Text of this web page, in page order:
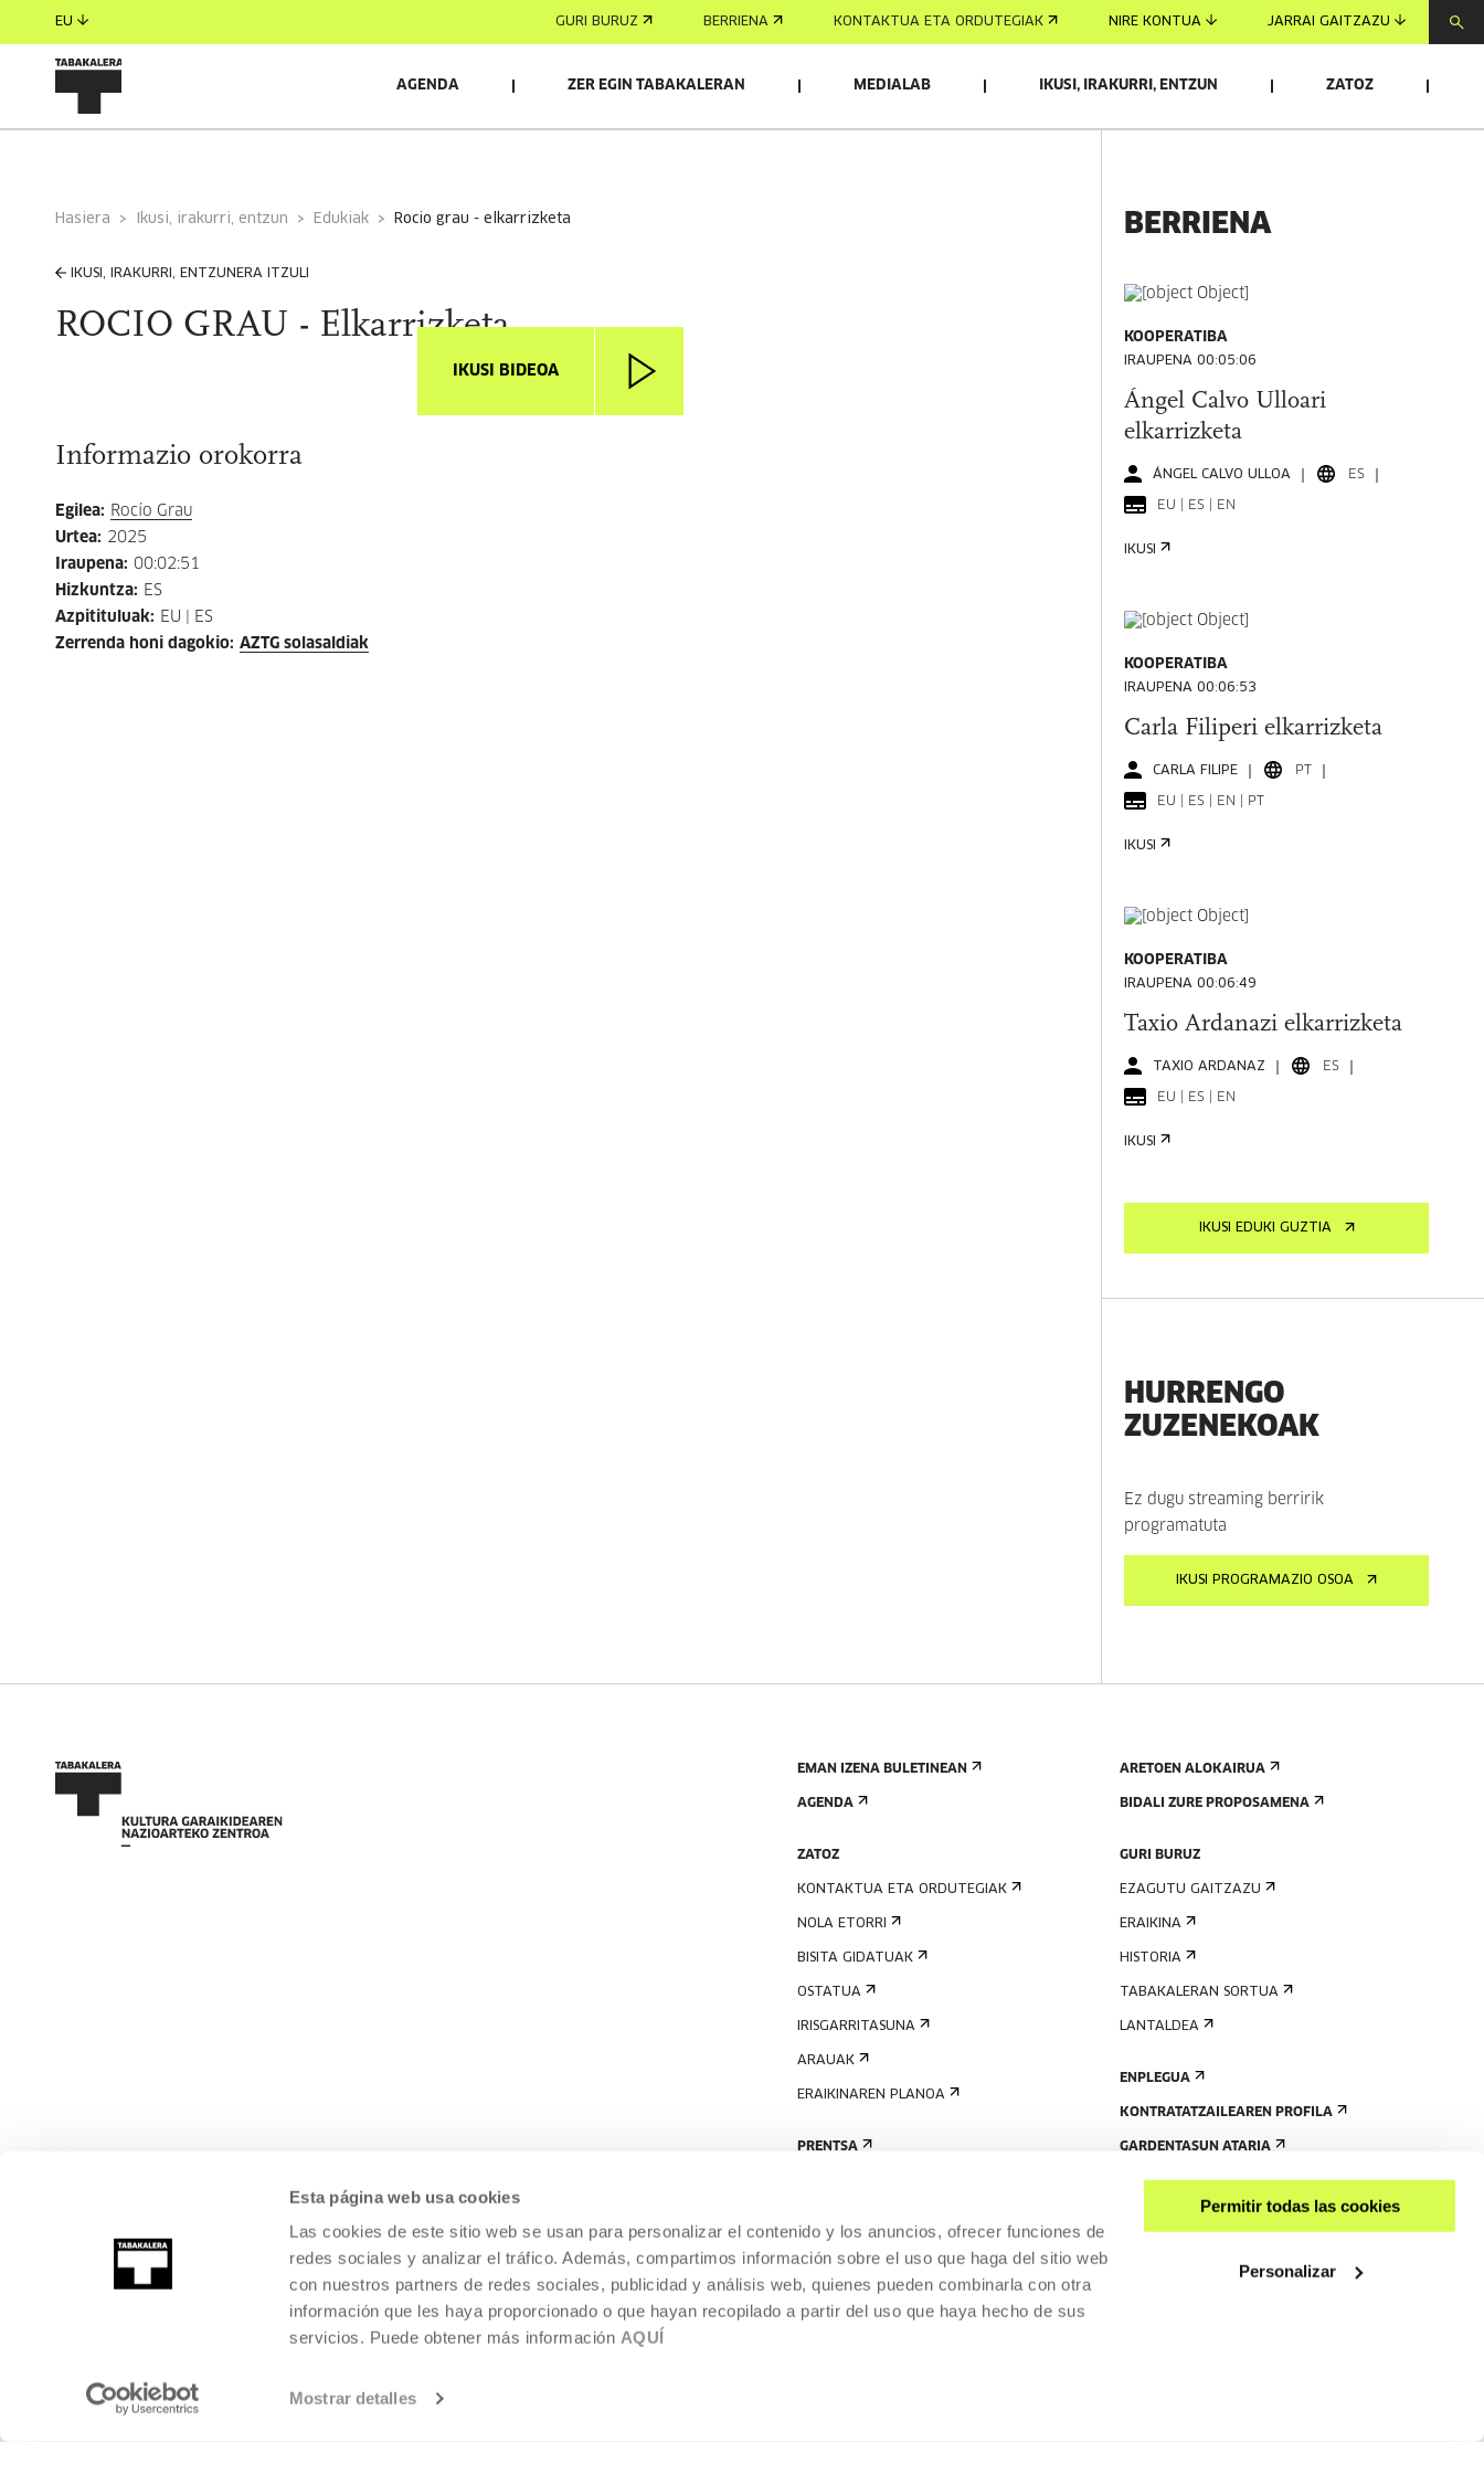
Esta página web usa cookies
Las cookies de este sitio web se usan para personalizar el contenido y los anuncios, ofrecer funciones de
redes sociales y analizar el tráfico. Además, compartimos información sobre el uso que haga del sitio web
con nuestros partners de redes sociales, publicidad y análisis web, quienes pueden combinarla con otra
información que les haya proporcionado o que hayan recopilado a partir del uso que haya hecho de sus
servicios. Puede obtener más información AQUÍ
Mostrar detalles
Permitir todas las cookies
Personalizar
EU GURI BURUZ BERRIENA KONTAKTUA ETA ORDUTEGIAK NIRE KONTUA JARRAI GAITZAZU
AGENDA ZER EGIN TABAKALERAN MEDIALAB IKUSI, IRAKURRI, ENTZUN ZATOZ
Hasiera Ikusi, irakurri, entzun Edukiak rocio grau - elkarrizketa
IKUSI, IRAKURRI, ENTZUNERA ITZULI
ROCIO GRAU - Elkarrizketa
IKUSI BIDEOA
Informazio orokorra
Egilea: Rocío Grau
Urtea: 2025
Iraupena: 00:02:51
Hizkuntza: ES
Azpitituluak: EU | ES
Zerrenda honi dagokio: AZTG solasaldiak
BERRIENA
KOOPERATIBA
IRAUPENA 00:05:06
Ángel Calvo Ulloari
elkarrizketa
ÁNGEL CALVO ULLOA ES
EU | ES | EN
IKUSI
KOOPERATIBA
IRAUPENA 00:06:53
Carla Filiperi elkarrizketa
CARLA FILIPE PT
EU | ES | EN | PT
IKUSI
KOOPERATIBA
IRAUPENA 00:06:49
Taxio Ardanazi elkarrizketa
TAXIO ARDANAZ ES
EU | ES | EN
IKUSI
IKUSI EDUKI GUZTIA
HURRENGO
ZUZENEKOAK
Ez dugu streaming berririk
programatuta
IKUSI PROGRAMAZIO OSOA
EMAN IZENA BULETINEAN
AGENDA
ZATOZ
KONTAKTUA ETA ORDUTEGIAK
NOLA ETORRI
BISITA GIDATUAK
OSTATUA
IRISGARRITASUNA
ARAUAK
ERAIKINAREN PLANOA
PRENTSA
ARETOEN ALOKAIRUA
BIDALI ZURE PROPOSAMENA
GURI BURUZ
EZAGUTU GAITZAZU
ERAIKINA
HISTORIA
TABAKALERAN SORTUA
LANTALDEA
ENPLEGUA
KONTRATATZAILEAREN PROFILA
GARDENTASUN ATARIA
2026 TABAKALERA.
KULTURA GARAIKIDEAREN NAZIOARTEKO ZENTROA,